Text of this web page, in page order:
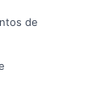
de